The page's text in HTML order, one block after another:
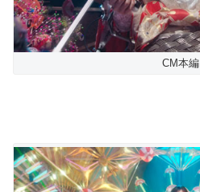
CM本編